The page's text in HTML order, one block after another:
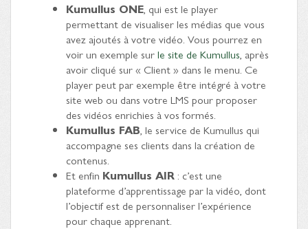
Kumullus ONE, qui est le player
permettant de visualiser les médias que vous
avez ajoutés à votre vidéo. Vous pourrez en
voir un exemple surle site de Kumullus, après
avoir cliqué sur « Client » dans le menu. Ce
player peut par exemple être intégré à votre
site web ou dans votre LMS pour proposer
des vidéos enrichies à vos formés.
Kumullus FAB, le service de Kumullus qui
accompagne ses clients dans la création de
contenus.
Et enfin Kumullus AIR: c’est une
plateforme d’apprentissage par la vidéo, dont
l’objectif est de personnaliser l’expérience
pour chaque apprenant.